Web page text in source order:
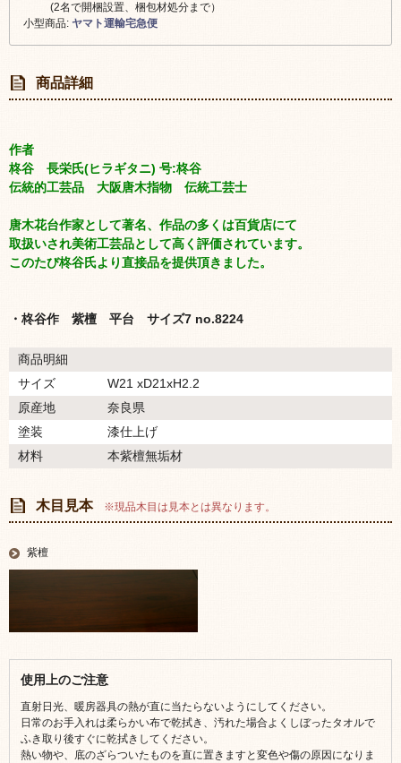
(2名で開梱設置、梱包材処分まで）
小型商品: ヤマト運輸宅急便
商品詳細
作者
柊谷 長栄氏(ヒラギタニ) 号:柊谷
伝統的工芸品 大阪唐木指物 伝統工芸士
唐木花台作家として著名、作品の多くは百貨店にて
取扱いされ美術工芸品として高く評価されています。
このたび柊谷氏より直接品を提供頂きました。
・柊谷作 紫檀 平台 サイズ7 no.8224
商品明細
サイズ
W21 xD21xH2.2
原産地
奈良県
塗装
漆仕上げ
材料
本紫檀無垢材
木目見本 ※現品木目は見本とは異なります。
紫檀
使用上のご注意
直射日光、暖房器具の熱が直に当たらないようにしてください。
日常のお手入れは柔らかい布で乾拭き、汚れた場合よくしぼったタオルで
ふき取り後すぐに乾拭きしてください。
熱い物や、底のざらついたものを直に置きますと変色や傷の原因になりま